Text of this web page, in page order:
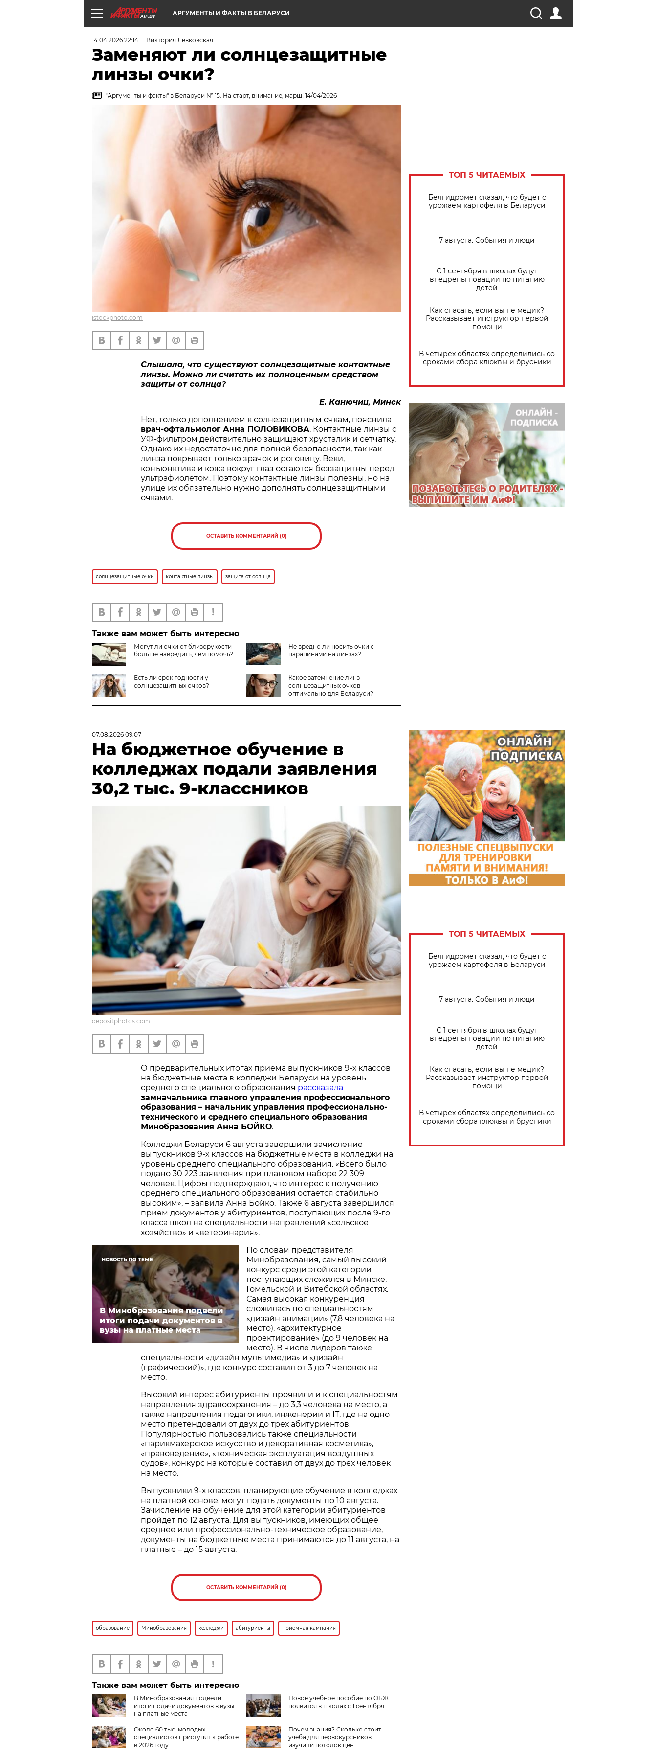
AIF.BY АРГУМЕНТЫ И ФАКТЫ В БЕЛАРУСИ
14.04.2026 22:14 Виктория Левковская
Заменяют ли солнцезащитные
линзы очки?
"Аргументы и факты" в Беларуси № 15. На старт, внимание, марш! 14/04/2026
istockphoto.com
Слышала, что существуют солнцезащитные контактные
линзы. Можно ли считать их полноценным средством
защиты от солнца?
Е. Канючиц, Минск
Нет, только дополнением к солнезащитным очкам, пояснила
врач-офтальмолог Анна ПОЛОВИКОВА. Контактные линзы с
УФ-фильтром действительно защищают хрусталик и сетчатку.
Однако их недостаточно для полной безопасности, так как
линза покрывает только зрачок и роговицу. Веки,
конъюнктива и кожа вокруг глаз остаются беззащитны перед
ультрафиолетом. Поэтому контактные линзы полезны, но на
улице их обязательно нужно дополнять солнцезащитными
очками.
ОСТАВИТЬ КОММЕНТАРИЙ (0)
солнцезащитные очки контактные линзы защита от солнца
Также вам может быть интересно
Могут ли очки от близорукости
больше навредить, чем помочь?
Не вредно ли носить очки с
царапинами на линзах?
Есть ли срок годности у
солнцезащитных очков?
Какое затемнение линз
солнцезащитных очков
оптимально для Беларуси?
ТОП 5 ЧИТАЕМЫХ
Белгидромет сказал, что будет с
урожаем картофеля в Беларуси
7 августа. События и люди
С 1 сентября в школах будут
внедрены новации по питанию
детей
Как спасать, если вы не медик?
Рассказывает инструктор первой
помощи
В четырех областях определились со
сроками сбора клюквы и брусники
07.08.2026 09:07
На бюджетное обучение в
колледжах подали заявления
30,2 тыс. 9-классников
depositphotos.com
О предварительных итогах приема выпускников 9-х классов
на бюджетные места в колледжи Беларуси на уровень
среднего специального образования рассказала
замначальника главного управления профессионального
образования – начальник управления профессионально-
технического и среднего специального образования
Минобразования Анна БОЙКО.
Колледжи Беларуси 6 августа завершили зачисление
выпускников 9-х классов на бюджетные места в колледжи на
уровень среднего специального образования. «Всего было
подано 30 223 заявления при плановом наборе 22 309
человек. Цифры подтверждают, что интерес к получению
среднего специального образования остается стабильно
высоким», – заявила Анна Бойко. Также 6 августа завершился
прием документов у абитуриентов, поступающих после 9-го
класса школ на специальности направлений «сельское
хозяйство» и «ветеринария».
НОВОСТЬ ПО ТЕМЕ
В Минобразования подвели
итоги подачи документов в
вузы на платные места
По словам представителя
Минобразования, самый высокий
конкурс среди этой категории
поступающих сложился в Минске,
Гомельской и Витебской областях.
Самая высокая конкуренция
сложилась по специальностям
«дизайн анимации» (7,8 человека на
место), «архитектурное
проектирование» (до 9 человек на
место). В числе лидеров также
специальности «дизайн мультимедиа» и «дизайн
(графический)», где конкурс составил от 3 до 7 человек на
место.
Высокий интерес абитуриенты проявили и к специальностям
направления здравоохранения – до 3,3 человека на место, а
также направления педагогики, инженерии и IT, где на одно
место претендовали от двух до трех абитуриентов.
Популярностью пользовались также специальности
«парикмахерское искусство и декоративная косметика»,
«правоведение», «техническая эксплуатация воздушных
судов», конкурс на которые составил от двух до трех человек
на место.
Выпускники 9-х классов, планирующие обучение в колледжах
на платной основе, могут подать документы по 10 августа.
Зачисление на обучение для этой категории абитуриентов
пройдет по 12 августа. Для выпускников, имеющих общее
среднее или профессионально-техническое образование,
документы на бюджетные места принимаются до 11 августа, на
платные – до 15 августа.
ОСТАВИТЬ КОММЕНТАРИЙ (0)
образование Минобразования колледжи абитуриенты приемная кампания
Также вам может быть интересно
В Минобразования подвели
итоги подачи документов в вузы
на платные места
Новое учебное пособие по ОБЖ
появится в школах с 1 сентября
Около 60 тыс. молодых
специалистов приступят к работе
в 2026 году
Почем знания? Сколько стоит
учеба для первокурсников,
изучили потолок цен
ТОП 5 ЧИТАЕМЫХ
Белгидромет сказал, что будет с
урожаем картофеля в Беларуси
7 августа. События и люди
С 1 сентября в школах будут
внедрены новации по питанию
детей
Как спасать, если вы не медик?
Рассказывает инструктор первой
помощи
В четырех областях определились со
сроками сбора клюквы и брусники